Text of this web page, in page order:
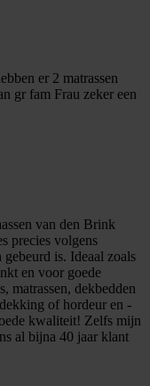
er 2 matrassen
gr fam Frau zeker een
van den Brink
precies volgens
is. Ideaal zoals
en voor goede
matrassen, dekbedden
of hordeur en -
kwaliteit! Zelfs mijn
al bijna 40 jaar klant